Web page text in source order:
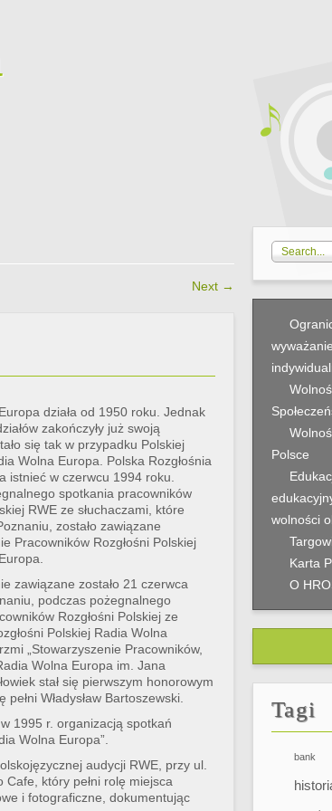
Next →
działa od 1950 roku. Jednak
zakończyły już swoją
się tak w przypadku Polskiej
Wolna Europa. Polska Rozgłośnia
istnieć w czerwcu 1994 roku.
spotkania pracowników
RWE ze słuchaczami, które
zostało zawiązane
Pracowników Rozgłośni Polskiej
zawiązane zostało 21 czerwca
podczas pożegnalnego
Rozgłośni Polskiej ze
Polskiej Radia Wolna
„Stowarzyszenie Pracowników,
Wolna Europa im. Jana
stał się pierwszym honorowym
Władysław Bartoszewski.
1995 r. organizacją spotkań
Wolna Europa”.
audycji RWE, przy ul.
który pełni rolę miejsca
i fotograficzne, dokumentując
Polsce
wolności
Karta
O
Tagi
bank